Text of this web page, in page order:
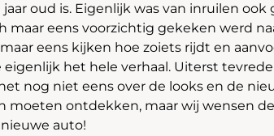
oud is. Eigenlijk was van inruilen ook
maar eens voorzichtig gekeken werd
eens kijken hoe zoiets rijdt en
het hele verhaal. Uiterst
nog niet eens over de looks en de
moeten ontdekken, maar wij wensen
auto!